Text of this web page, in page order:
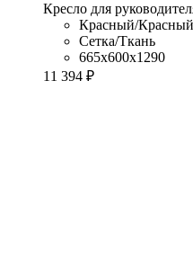
Кресло для
Красный/Красный
Сетка/Ткань
665x600x1290
11 394 ₽